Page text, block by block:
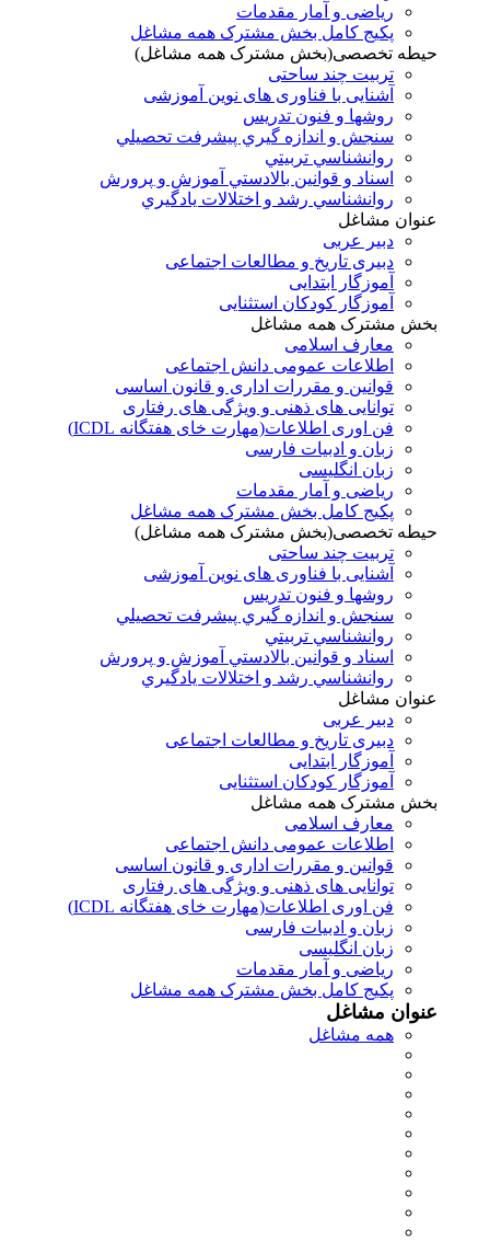
ریاضی و آمار مقدمات
پکیج کامل بخش مشترک همه مشاغل
حیطه تخصصی(بخش مشترک همه مشاغل)
تربیت چند ساحتی
آشنایی با فناوری های نوین آموزشی
روشها و فنون تدريس
سنجش و اندازه گيري پيشرفت تحصيلي
روانشناسي تربيتي
اسناد و قوانين بالادستي آموزش و پرورش
روانشناسي رشد و اختلالات يادگيري
عنوان مشاغل
دبير عربی
دبیری تاریخ و مطالعات اجتماعی
آموزگار ابتدایی
آموزگار کودکان استثنایی
بخش مشترک همه مشاغل
معارف اسلامی
اطلاعات عمومی دانش اجتماعی
قوانین و مقررات اداری و قانون اساسی
توانایی های ذهنی و ویژگی های رفتاری
فن اوری اطلاعات(مهارت خای هفتگانه ICDL)
زبان و ادبیات فارسی
زبان انگلیسی
ریاضی و آمار مقدمات
پکیج کامل بخش مشترک همه مشاغل
حیطه تخصصی(بخش مشترک همه مشاغل)
تربیت چند ساحتی
آشنایی با فناوری های نوین آموزشی
روشها و فنون تدريس
سنجش و اندازه گيري پيشرفت تحصيلي
روانشناسي تربيتي
اسناد و قوانين بالادستي آموزش و پرورش
روانشناسي رشد و اختلالات يادگيري
عنوان مشاغل
دبير عربی
دبیری تاریخ و مطالعات اجتماعی
آموزگار ابتدایی
آموزگار کودکان استثنایی
بخش مشترک همه مشاغل
معارف اسلامی
اطلاعات عمومی دانش اجتماعی
قوانین و مقررات اداری و قانون اساسی
توانایی های ذهنی و ویژگی های رفتاری
فن اوری اطلاعات(مهارت خای هفتگانه ICDL)
زبان و ادبیات فارسی
زبان انگلیسی
ریاضی و آمار مقدمات
پکیج کامل بخش مشترک همه مشاغل
عنوان مشاغل
همه مشاغل